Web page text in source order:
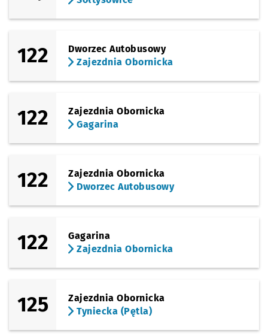
122
Dworzec Autobusowy
Zajezdnia Obornicka
122
Zajezdnia Obornicka
Gagarina
122
Zajezdnia Obornicka
Dworzec Autobusowy
122
Gagarina
Zajezdnia Obornicka
125
Zajezdnia Obornicka
Tyniecka (Pętla)